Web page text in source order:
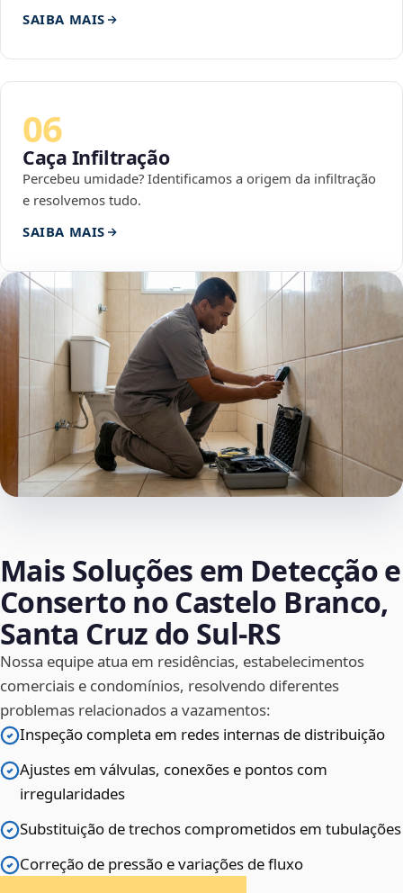
SAIBA MAIS
06
Caça Infiltração
Percebeu umidade? Identificamos a origem da infiltração
e resolvemos tudo.
SAIBA MAIS
Mais Soluções em Detecção e
Conserto no Castelo Branco,
Santa Cruz do Sul‑RS
Nossa equipe atua em residências, estabelecimentos
comerciais e condomínios, resolvendo diferentes
problemas relacionados a vazamentos:
Inspeção completa em redes internas de distribuição
Ajustes em válvulas, conexões e pontos com
irregularidades
Substituição de trechos comprometidos em tubulações
Correção de pressão e variações de fluxo